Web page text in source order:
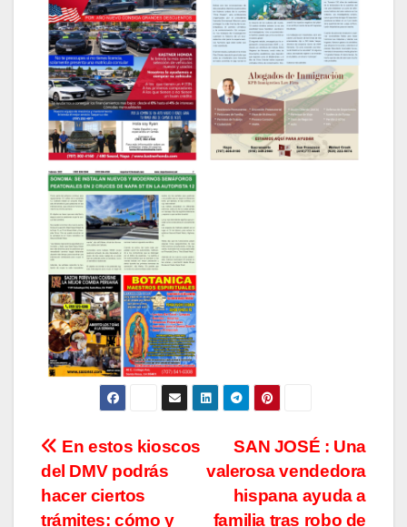
Navegación
de
SAN JOSÉ : Una
valerosa vendedora
hispana ayuda a
familia tras robo de
En estos kioscos
del DMV podrás
hacer ciertos
trámites: cómo y